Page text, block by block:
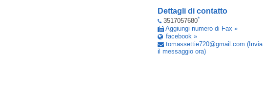
Dettagli di contatto
3517057680*
Aggiungi numero di Fax »
facebook »
tomassettie720@gmail .com (Invia
il messaggio ora)